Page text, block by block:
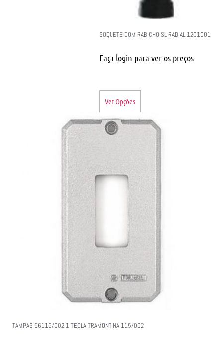
SOQUETE COM RABICHO SL RADIAL 1201001
Faça login para ver os preços
Ver Opções
TAMPAS 56115/002 1 TECLA TRAMONTINA 115/002